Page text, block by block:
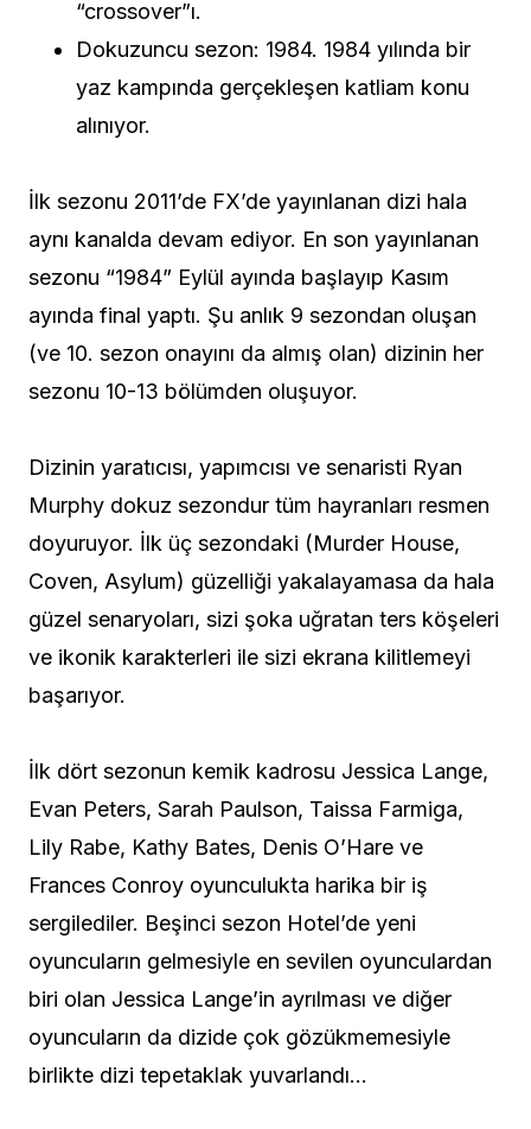
“crossover”ı.
Dokuzuncu sezon: 1984. 1984 yılında bir
yaz kampında gerçekleşen katliam konu
alınıyor.
İlk sezonu 2011’de FX’de yayınlanan dizi hala
aynı kanalda devam ediyor. En son yayınlanan
sezonu “1984” Eylül ayında başlayıp Kasım
ayında final yaptı. Şu anlık 9 sezondan oluşan
(ve 10. sezon onayını da almış olan) dizinin her
sezonu 10-13 bölümden oluşuyor.
Dizinin yaratıcısı, yapımcısı ve senaristi Ryan
Murphy dokuz sezondur tüm hayranları resmen
doyuruyor. İlk üç sezondaki (Murder House,
Coven, Asylum) güzelliği yakalayamasa da hala
güzel senaryoları, sizi şoka uğratan ters köşeleri
ve ikonik karakterleri ile sizi ekrana kilitlemeyi
başarıyor.
İlk dört sezonun kemik kadrosu Jessica Lange,
Evan Peters, Sarah Paulson, Taissa Farmiga,
Lily Rabe, Kathy Bates, Denis O’Hare ve
Frances Conroy oyunculukta harika bir iş
sergilediler. Beşinci sezon Hotel’de yeni
oyuncuların gelmesiyle en sevilen oyunculardan
biri olan Jessica Lange’in ayrılması ve diğer
oyuncuların da dizide çok gözükmemesiyle
birlikte dizi tepetaklak yuvarlandı…